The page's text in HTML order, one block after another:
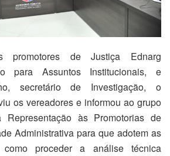
promotores de Justiça Ednarg
para Assuntos Institucionais, e
secretário de Investigação, o
os vereadores e informou ao grupo
às Promotorias de
Administrativa para que adotem as
como proceder a análise técnica